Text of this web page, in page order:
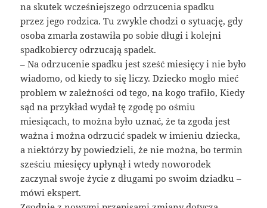
na skutek wcześniejszego odrzucenia spadku
przez jego rodzica. Tu zwykle chodzi o sytuację, gdy
osoba zmarła zostawiła po sobie długi i kolejni
spadkobiercy odrzucają spadek.
– Na odrzucenie spadku jest sześć miesięcy i nie było
wiadomo, od kiedy to się liczy. Dziecko mogło mieć
problem w zależności od tego, na kogo trafiło, Kiedy
sąd na przykład wydał tę zgodę po ośmiu
miesiącach, to można było uznać, że ta zgoda jest
ważna i można odrzucić spadek w imieniu dziecka,
a niektórzy by powiedzieli, że nie można, bo termin
sześciu miesięcy upłynął i wtedy noworodek
zaczynał swoje życie z długami po swoim dziadku –
mówi ekspert.